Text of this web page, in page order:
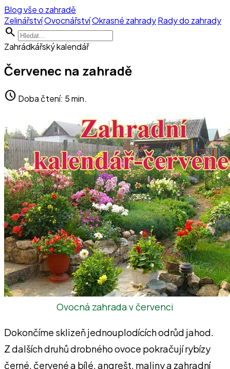
Blog vše o zahradě
ZelinářstvíOvocnářstvíOkrasné zahradyRady do zahrady
search
Zahrádkářský kalendář
Červenec na zahradě
schedule Doba čtení: 5 min.
Ovocná zahrada v červenci
Dokončíme sklizeň jednouplodících odrůd jahod.
Z dalších druhů drobného ovoce pokračují rybízy
černé, červené a bílé, angrešt, maliny a zahradní